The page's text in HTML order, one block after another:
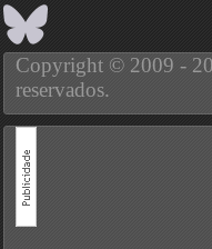
Copyright © 2009 -
reservados.